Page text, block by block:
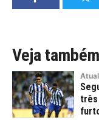
Veja também
três